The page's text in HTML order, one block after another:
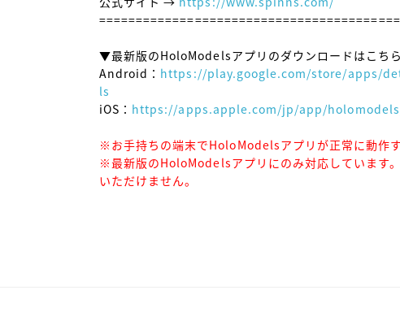
▼最新版のHoloModelsアプリのダウンロードはこち
Android： https://play.google.com/store/apps/
ls
iOS： https://apps.apple.com/jp/app/
※お手持ちの端末でHoloModelsアプリが正常に動作す
※最新版のHoloModelsアプリにのみ対応しています
いただけません。